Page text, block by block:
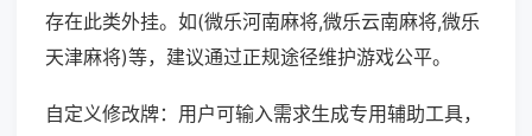
存在此类外挂。如(微乐河南麻将,微乐云南麻将,微乐
天津麻将)等，建议通过正规途径维护游戏公平。
自定义修改牌：用户可输入需求生成专用辅助工具，